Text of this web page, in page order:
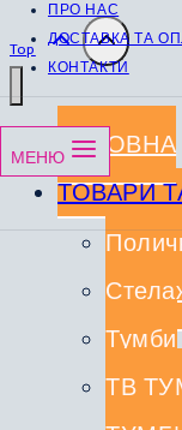
ПРО НАС
ДОСТАВКА ТА
КОНТАКТИ
МЕНЮ
Top
ГОЛОВНА
ТОВАРИ
Тумби
ТВ